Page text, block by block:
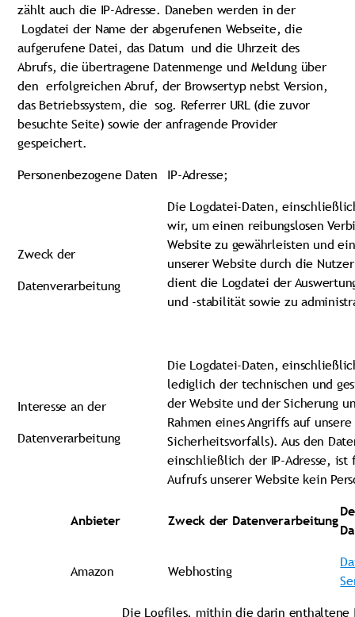
zählt auch die IP-Adresse. Daneben werden in der
Logdatei der Name der abgerufenen Webseite, die
aufgerufene Datei, das Datum und die Uhrzeit des
Abrufs, die übertragene Datenmenge und Meldung über
den erfolgreichen Abruf, der Browsertyp nebst Version,
das Betriebssystem, die sog. Referrer URL (die zuvor
besuchte Seite) sowie der anfragende Provider
gespeichert.
Personenbezogene Daten
IP-Adresse;
Zweck der
Datenverarbeitung
Die Logdatei-Daten,
wir, um einen reibungslosen
Website zu gewährleisten und
unserer Website durch die
dient die Logdatei der
und -stabilität sowie zu
Interesse an der
Datenverarbeitung
Die Logdatei-Daten,
lediglich der technischen und
der Website und der Sicherung
Rahmen eines Angriffs auf
Sicherheitsvorfalls). Aus den
einschließlich der IP-Adresse, ist
Aufrufs unserer Website kein
Anbieter Zweck der Datenverarbeitung
Amazon Webhosting
Die Logfiles, mithin die darin enthaltene